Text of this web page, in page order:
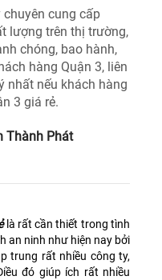
cung cấp
lượng trên thị trường,
chóng, bao hành,
hàng Quận 3, liên
nhất nếu khách hàng
3 giá rẻ.
Thành Phát
là rất cần thiết trong tình
an ninh như hiện nay bởi
trung rất nhiều công ty,
đó giúp ích rất nhiều